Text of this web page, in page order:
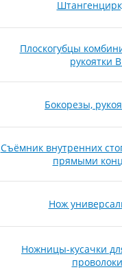
Плоскогубцы
рукоятки
Бокорезы,
Съёмник внутренних
прямыми
Нож
Ножницы-кусачки
проволоки